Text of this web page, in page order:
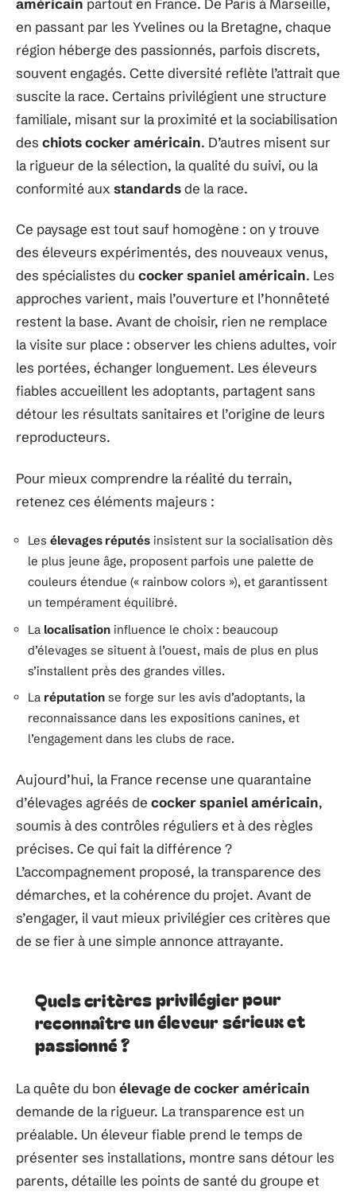
en passant par les Yvelines ou la Bretagne, chaque
région héberge des passionnés, parfois discrets,
souvent engagés. Cette diversité reflète l’attrait que
suscite la race. Certains privilégient une structure
familiale, misant sur la proximité et la sociabilisation
des chiots cocker américain. D’autres misent sur
la rigueur de la sélection, la qualité du suivi, ou la
conformité aux standardsde la race.
Ce paysage est tout sauf homogène : on y trouve
des éleveurs expérimentés, des nouveaux venus,
des spécialistes du cocker spaniel américain. Les
approches varient, mais l’ouverture et l’honnêteté
restent la base. Avant de choisir, rien ne remplace
la visite sur place : observer les chiens adultes, voir
les portées, échanger longuement. Les éleveurs
fiables accueillent les adoptants, partagent sans
détour les résultats sanitaires et l’origine de leurs
reproducteurs.
Pour mieux comprendre la réalité du terrain,
retenez ces éléments majeurs :
Les élevages réputés insistent sur la socialisation dès
le plus jeune âge, proposent parfois une palette de
couleurs étendue (« rainbow colors »), et garantissent
un tempérament équilibré.
La localisation influence le choix : beaucoup
d’élevages se situent à l’ouest, mais de plus en plus
s’installent près des grandes villes.
La réputation se forge sur les avis d’adoptants, la
reconnaissance dans les expositions canines, et
l’engagement dans les clubs de race.
Aujourd’hui, la France recense une quarantaine
d’élevages agréés de cocker spaniel américain,
soumis à des contrôles réguliers et à des règles
précises. Ce qui fait la différence ?
L’accompagnement proposé, la transparence des
démarches, et la cohérence du projet. Avant de
s’engager, il vaut mieux privilégier ces critères que
de se fier à une simple annonce attrayante.
Quels critères privilégier pour
reconnaître un éleveur sérieux et
passionné ?
La quête du bon élevage de cocker américain
demande de la rigueur. La transparence est un
préalable. Un éleveur fiable prend le temps de
présenter ses installations, montre sans détour les
parents, détaille les points de santé du groupe et